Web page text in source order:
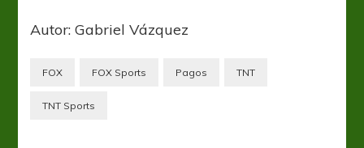
Autor: Gabriel Vázquez
FOX FOX Sports Pagos TNT
TNT Sports